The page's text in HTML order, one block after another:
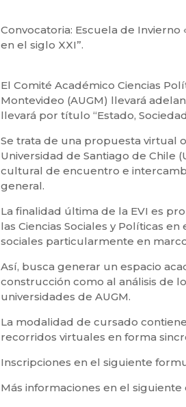
Convocatoria: Escuela de Invierno
en el siglo XXI”.
El Comité Académico Ciencias
Montevideo (AUGM) llevará
llevará por título “Estado,
Se trata de una propuesta virtual
Universidad de Santiago de Chile
cultural de encuentro e
general.
La finalidad última de la EVI es
las Ciencias Sociales y Políticas
sociales particularmente en
Así, busca generar un espacio
construcción como al análisis de
universidades de AUGM.
La modalidad de cursado
recorridos virtuales en forma
Inscripciones en el siguiente
Más informaciones en el siguiente